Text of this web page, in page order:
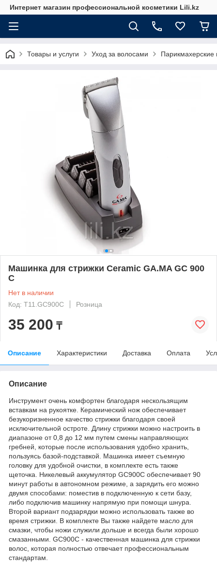
Интернет магазин профессиональной косметики Lili.kz
Товары и услуги Уход за волосами
Машинка для стрижки Ceramic GA.MA GC 900
C
Нет в наличии
Код: T11.GC900C
Розница
35 200 ₸
Описание Характеристики Доставка Оплата
Описание
Инструмент очень комфортен благодаря нескользящим
вставкам на рукоятке. Керамический нож обеспечивает
безукоризненное качество стрижки благодаря своей
исключительной остроте. Длину стрижки можно настроить в
диапазоне от 0,8 до 12 мм путем смены направляющих
гребней, которые после использования удобно хранить,
пользуясь базой-подставкой. Машинка имеет съемную
головку для удобной очистки, в комплекте есть также
щеточка. Никелевый аккумулятор GC900C обеспечивает 90
минут работы в автономном режиме, а зарядить его можно
двумя способами: поместив в подключенную к сети базу,
либо подключив машинку напрямую при помощи шнура.
Второй вариант подзарядки можно использовать также во
время стрижки. В комплекте Вы также найдете масло для
смазки, чтобы ножи служили дольше и всегда были хорошо
смазанными. GC900С - качественная машинка для стрижки
волос, которая полностью отвечает профессиональным
стандартам.